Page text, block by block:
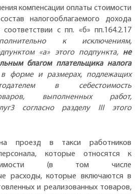
компенсации оплаты стоимости
налогооблагаемого дохода
с пп. «б» пп.164.2.17
к исключениям,
«а» этого подпункта, не
благом плательщика налога
форме и размерах, подлежащих
в себестоимость
выполненных работ,
согласно разделу III этого
проезд в такси работников
которые относятся к
(в том числе
расходы, которые включаются в
и реализованных товаров,